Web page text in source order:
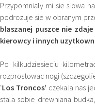
Przypomnialy mi sie slowa
podrozuje sie w obranym
blaszanej puszce nie
kierowcy i innych
Po kilkudziesieciu
rozprostowac nogi
‘Los Troncos’ czekala nas
stala sobie drewniana